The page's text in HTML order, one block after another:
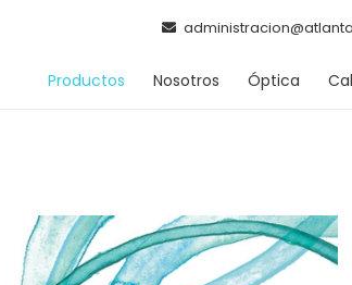
Productos Nosotros Óptica